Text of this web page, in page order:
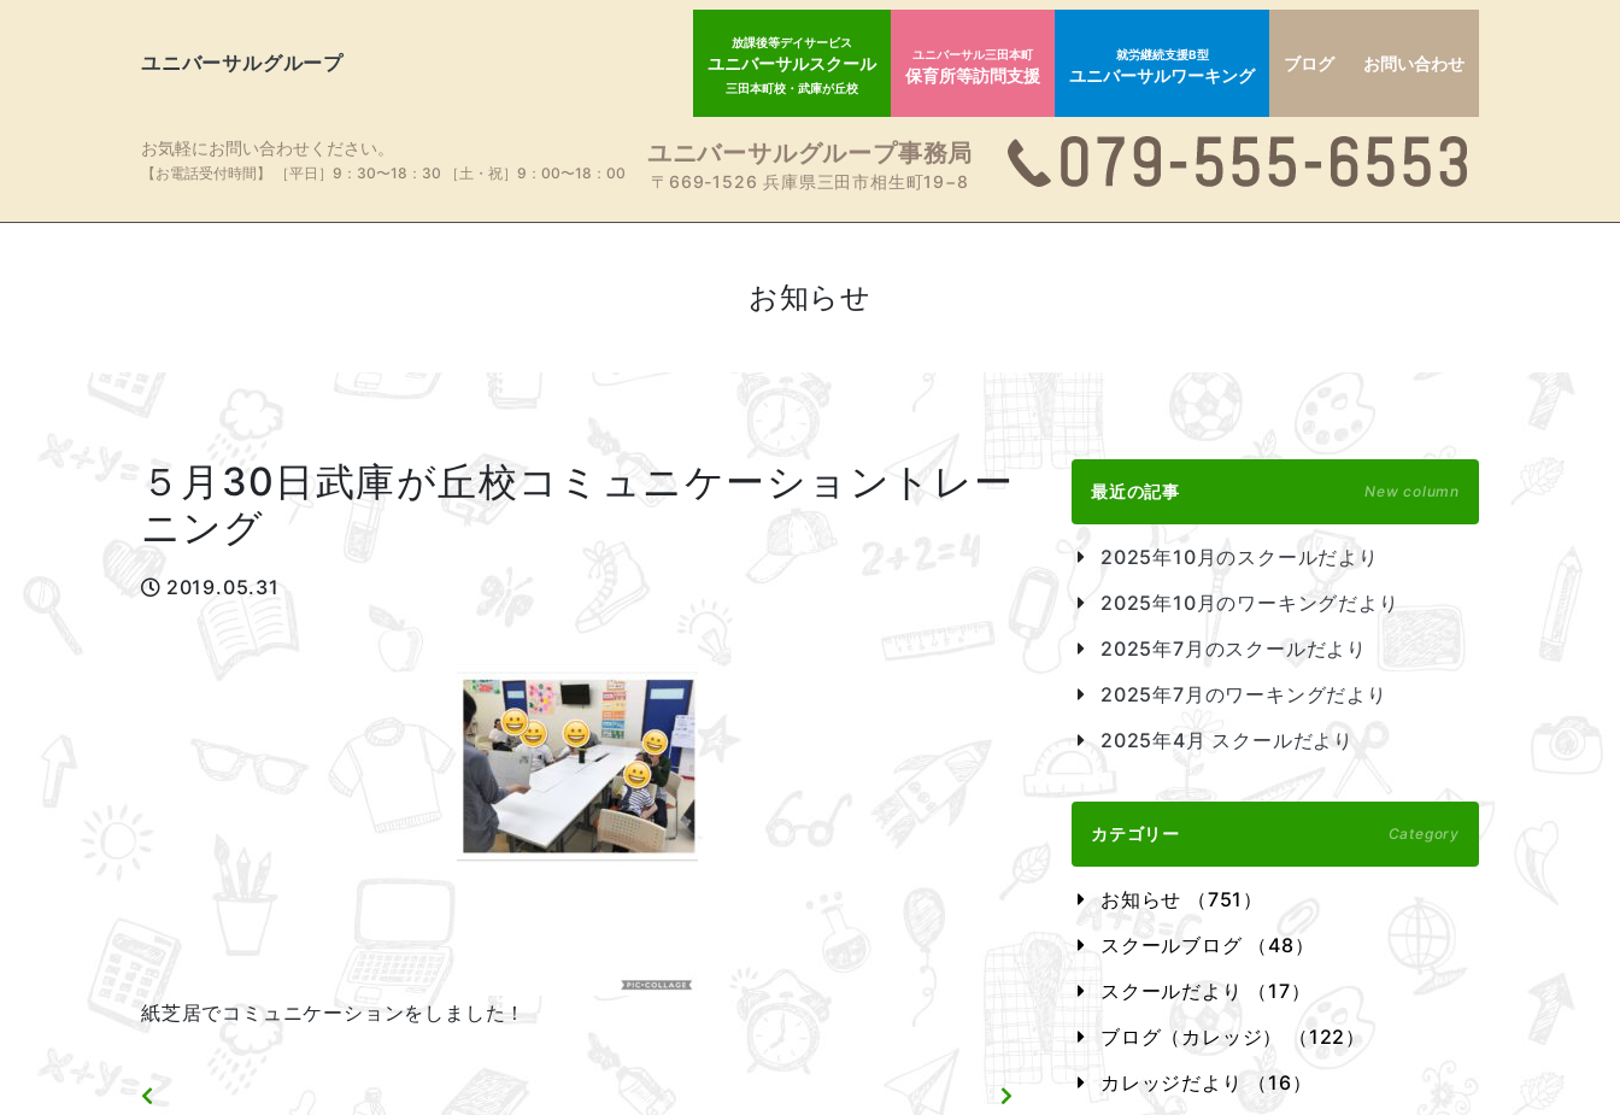
ユニバーサルグループ
放課後等デイサービス
ユニバーサルスクール
三田本町校・武庫が丘校
ユニバーサル三田本町
保育所等訪問支援
就労継続支援B型
ユニバーサルワーキング
ブログ お問い合わせ
お気軽にお問い合わせください。
【お電話受付時間】 ［平日］9：30〜18：30 ［土・祝］9：00〜18：00
ユニバーサルグループ事務局
〒669-1526 兵庫県三田市相生町19−8
お知らせ
５月30日武庫が丘校コミュニケーショントレー
ニング
2019.05.31
紙芝居でコミュニケーションをしました！
最近の記事 New column
2025年10月のスクールだより
2025年10月のワーキングだより
2025年7月のスクールだより
2025年7月のワーキングだより
2025年4月 スクールだより
カテゴリー Category
お知らせ （751）
スクールブログ （48）
スクールだより （17）
ブログ（カレッジ） （122）
カレッジだより （16）